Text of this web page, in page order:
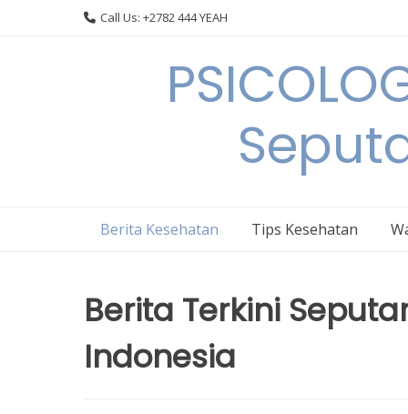
Call Us: +2782 444 YEAH
Berita Kesehatan Tips Kesehatan
Berita Terkini
Indonesia